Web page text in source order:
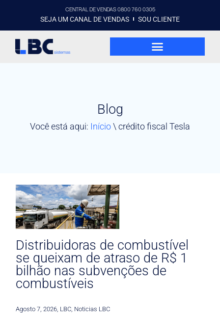
CENTRAL DE VENDAS 0800 760 0305
SEJA UM CANAL DE VENDAS SOU CLIENTE
Blog
Você está aqui: Início\ crédito fiscal Tesla
Distribuidoras de combustível
se queixam de atraso de R$ 1
bilhão nas subvenções de
combustíveis
Agosto 7, 2026 LBC Noticias LBC